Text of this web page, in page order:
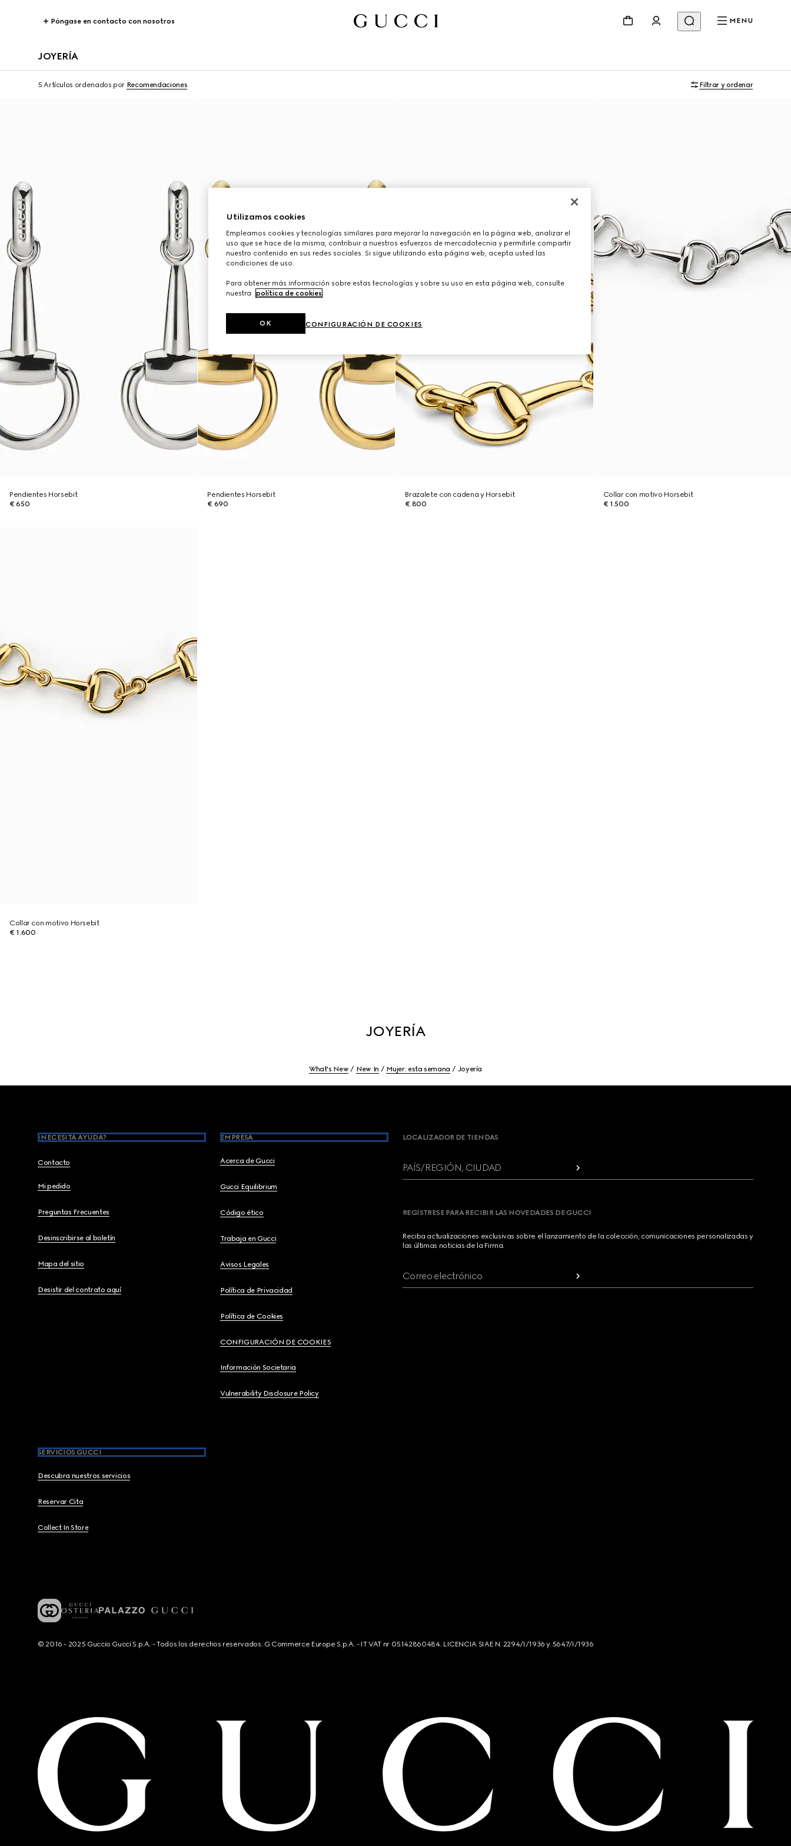
Póngase en contacto con nosotros MENU
JOYERÍA
5 Artículos ordenados por Recomendaciones Filtrar y ordenar
Pendientes Horsebit
€ 650
Pendientes Horsebit
€ 690
Brazalete con cadena y Horsebit
€ 800
Collar con motivo Horsebit
€ 1.500
Collar con motivo Horsebit
€ 1.600
JOYERÍA
What's New New In Mujer: esta semana Joyería
¿NECESITA AYUDA?
Contacto
Mi pedido
Preguntas Frecuentes
Desinscribirse al boletín
Mapa del sitio
Desistir del contrato aquí
EMPRESA
Acerca de Gucci
Gucci Equilibrium
Código ético
Trabaja en Gucci
Avisos Legales
Política de Privacidad
Política de Cookies
CONFIGURACIÓN DE COOKIES
Información Societaria
Vulnerability Disclosure Policy
SERVICIOS GUCCI
Descubra nuestros servicios
Reservar Cita
Collect In Store
LOCALIZADOR DE TIENDAS
PAÍS/REGIÓN, CIUDAD
REGÍSTRESE PARA RECIBIR LAS NOVEDADES DE GUCCI
Reciba actualizaciones exclusivas sobre el lanzamiento de la colección, comunicaciones personalizadas y
las últimas noticias de la Firma.
Correo electrónico
© 2016 - 2025 Guccio Gucci S.p.A. - Todos los derechos reservados. G Commerce Europe S.p.A. - IT VAT nr 05142860484. LICENCIA SIAE N. 2294/I/1936 y 5647/I/1936
Utilizamos cookies
Empleamos cookies y tecnologías similares para mejorar la navegación en la página web, analizar el
uso que se hace de la misma, contribuir a nuestros esfuerzos de mercadotecnia y permitirle compartir
nuestro contenido en sus redes sociales. Si sigue utilizando esta página web, acepta usted las
condiciones de uso.
Para obtener más información sobre estas tecnologías y sobre su uso en esta página web, consulte
nuestra
política de cookies.
CONFIGURACIÓN DE COOKIES
OK